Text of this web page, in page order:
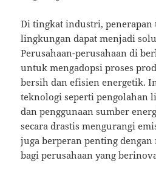
Di tingkat industri, penerapan
lingkungan dapat menjadi
Perusahaan-perusahaan di
untuk mengadopsi proses
bersih dan efisien energetik.
teknologi seperti pengolahan
dan penggunaan sumber
secara drastis mengurangi
juga berperan penting
bagi perusahaan yang